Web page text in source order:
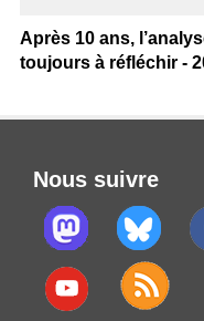
Après 10 ans,
toujours à réfléchir -
Nous suivre